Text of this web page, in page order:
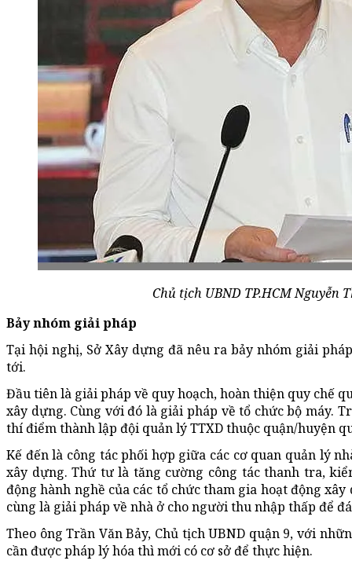
Chủ tịch UBND TP.HCM Nguyễn
Bảy nhóm giải pháp
Tại hội nghị, Sở Xây dựng đã nêu ra bảy nhóm giải
tới.
Đầu tiên là giải pháp về quy hoạch, hoàn thiện quy chế
xây dựng. Cùng với đó là giải pháp về tổ chức bộ máy.
thí điểm thành lập đội quản lý TTXD thuộc quận/huyện
Kế đến là công tác phối hợp giữa các cơ quan quản lý
xây dựng. Thứ tư là tăng cường công tác thanh tra,
động hành nghề của các tổ chức tham gia hoạt động
cùng là giải pháp về nhà ở cho người thu nhập thấp để
Theo ông Trần Văn Bảy, Chủ tịch UBND quận 9, với
cần được pháp lý hóa thì mới có cơ sở để thực hiện.